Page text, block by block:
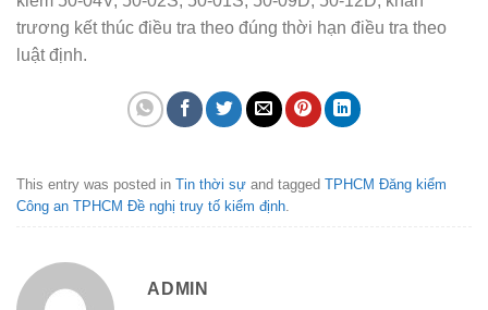
trương kết thúc điều tra theo đúng thời hạn điều tra theo
luật định.
This entry was posted in Tin thời sự and tagged TPHCM Đăng kiểm
Công an TPHCM Đề nghị truy tố kiểm định.
ADMIN